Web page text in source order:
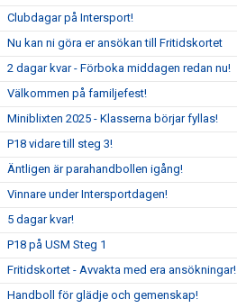
Clubdagar på Intersport!
Nu kan ni göra er ansökan till Fritidskortet
2 dagar kvar - Förboka middagen redan nu!
Välkommen på familjefest!
Miniblixten 2025 - Klasserna börjar fyllas!
P18 vidare till steg 3!
Äntligen är parahandbollen igång!
Vinnare under Intersportdagen!
5 dagar kvar!
P18 på USM Steg 1
Fritidskortet - Avvakta med era ansökningar!
Handboll för glädje och gemenskap!